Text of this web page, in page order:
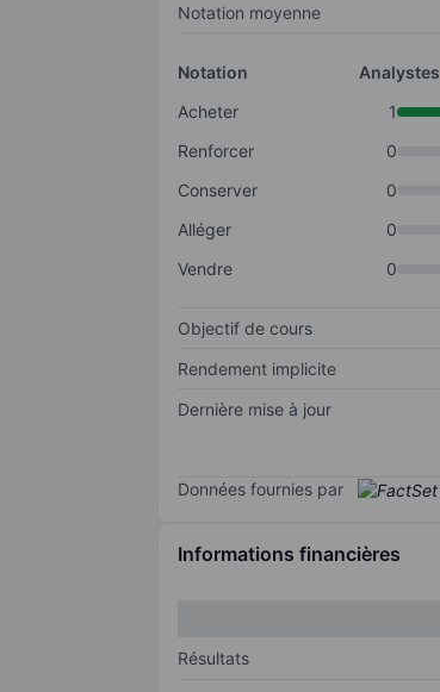
Notation moyenne
Notation
Analystes
Acheter
1
Renforcer
0
Conserver
0
Alléger
0
Vendre
0
Objectif de cours
Rendement implicite
Dernière mise à jour
Données fournies par
Informations financières
Résultats